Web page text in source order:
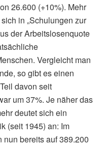
26.600 (+10%). Mehr
in „Schulungen zur
der Arbeitslosenquote
Vergleicht man
so gibt es einen
davon seit
um 37%. Je näher das
deutet sich ein
(seit 1945) an: Im
nun bereits auf 389.200